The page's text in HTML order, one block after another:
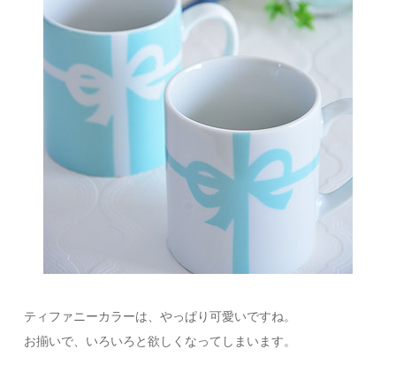
ティファニーカラーは、やっぱり可愛いですね。
お揃いで、いろいろと欲しくなってしまいます。